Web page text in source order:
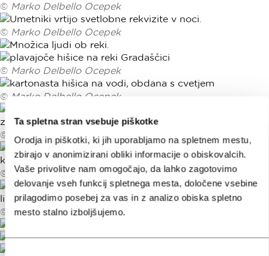
Ta spletna stran vsebuje piškotke
Orodja in piškotki, ki jih uporabljamo na spletnem mestu,
zbirajo v anonimizirani obliki informacije o obiskovalcih.
Vaše privolitve nam omogočajo, da lahko zagotovimo
delovanje vseh funkcij spletnega mesta, določene vsebine
prilagodimo posebej za vas in z analizo obiska spletno
mesto stalno izboljšujemo.
Izbira
© Marko Delbello Ocepek
© Marko Delbello Ocepek
© Marko Delbello Ocepek
© Marko Delbello Ocepek
© Arhiv Turizma Ljubljana
© Arhiv Jezeršek Gostinstvo
© Marko Delbello Ocepek